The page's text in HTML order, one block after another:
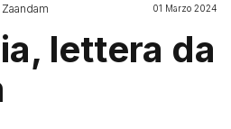
01 Marzo 2024
lettera da